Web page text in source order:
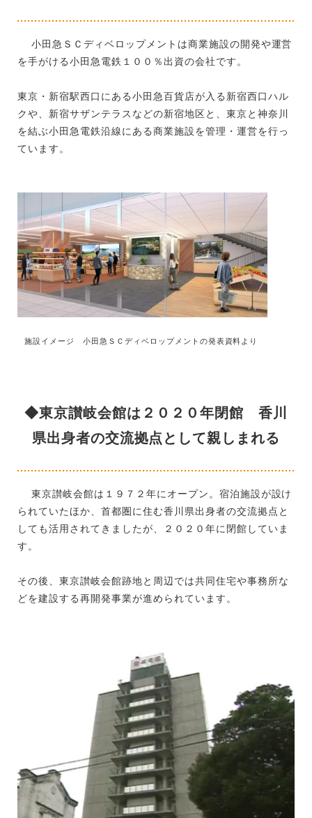
小田急ＳＣディベロップメントは商業施設の開発や運営
を手がける小田急電鉄１００％出資の会社です。
東京・新宿駅西口にある小田急百貨店が入る新宿西口ハル
クや、新宿サザンテラスなどの新宿地区と、東京と神奈川
を結ぶ小田急電鉄沿線にある商業施設を管理・運営を行っ
ています。
施設イメージ 小田急ＳＣディベロップメントの発表資料より
◆東京讃岐会館は２０２０年閉館 香川
県出身者の交流拠点として親しまれる
東京讃岐会館は１９７２年にオープン。宿泊施設が設け
られていたほか、首都圏に住む香川県出身者の交流拠点と
しても活用されてきましたが、２０２０年に閉館していま
す。
その後、東京讃岐会館跡地と周辺では共同住宅や事務所な
どを建設する再開発事業が進められています。